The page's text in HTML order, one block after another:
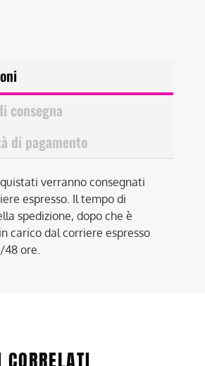
consegna
di pagamento
verranno consegnati
espresso. Il tempo di
spedizione, dopo che è
carico dal corriere espresso
48 ore.